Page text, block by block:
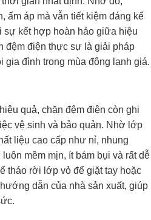
ấm áp mà vẫn tiết kiệm đáng kể
sự kết hợp hoàn hảo giữa hiệu
đệm điện thực sự là giải pháp
gia đình trong mùa đông lạnh giá.
quả, chăn đệm điện còn ghi
vệ sinh và bảo quản. Nhờ lớp
liệu cao cấp như nỉ, nhung
mềm mịn, ít bám bụi và rất dễ
tháo rời lớp vỏ để giặt tay hoặc
dẫn của nhà sản xuất, giúp